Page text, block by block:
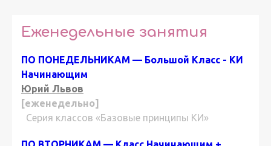
Еженедельные занятия
ПО ПОНЕДЕЛЬНИКАМ — Большой Класс - КИ
Начинающим
Юрий Львов
[еженедельно]
Серия классов «Базовые принципы КИ»